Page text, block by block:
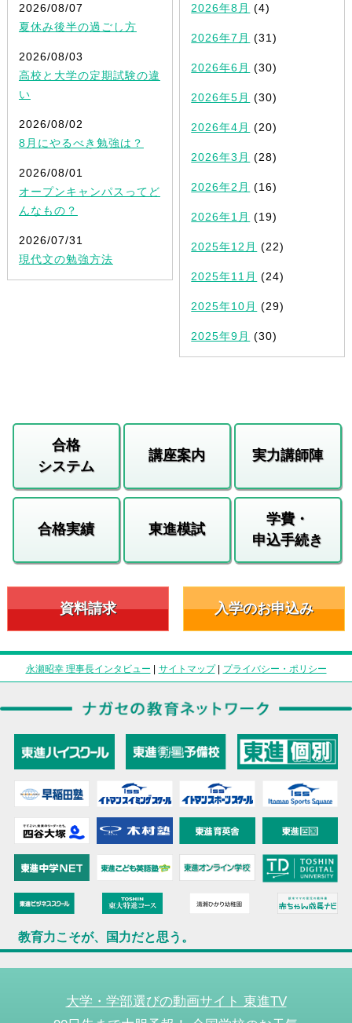
2026/08/07
夏休み後半の過ごし方
2026/08/03
高校と大学の定期試験の違
い
2026/08/02
8月にやるべき勉強は？
2026/08/01
オープンキャンパスってど
んなもの？
2026/07/31
現代文の勉強方法
2026年8月 (4)
2026年7月 (31)
2026年6月 (30)
2026年5月 (30)
2026年4月 (20)
2026年3月 (28)
2026年2月 (16)
2026年1月 (19)
2025年12月 (22)
2025年11月 (24)
2025年10月 (29)
2025年9月 (30)
合格
システム
講座案内 実力講師陣
合格実績 東進模試
学費・
申込手続き
資料請求 入学のお申込み
永瀬昭幸 理事長インタビュー | サイトマップ| プライバシー・ポリシー
教育力こそが、国力だと思う。
大学・学部選びの動画サイト 東進TV